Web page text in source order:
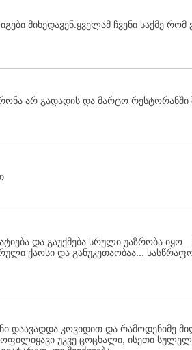
მიხედავენ.ყველამ ჩვენი საქმე რომ
არ გადადის და მარტო
და გაუქმება სრული უაზრობა იყო...
ქაოსი და განუკეთაობაა...
დაავადდა კოვიდით და რამოდენიმე
უკვე ცოცხალი, ისეთი